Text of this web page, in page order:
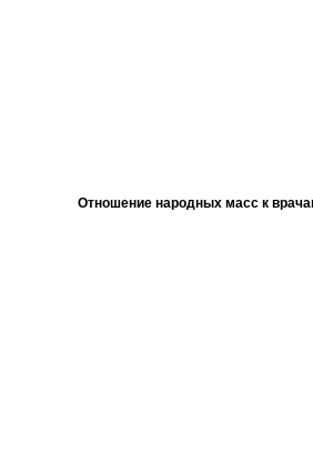
Отношение народных масс к